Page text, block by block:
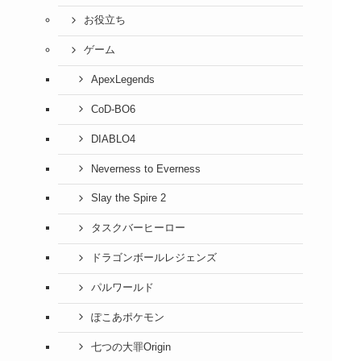
お役立ち
ゲーム
ApexLegends
CoD-BO6
DIABLO4
Neverness to Everness
Slay the Spire 2
タスクバーヒーロー
ドラゴンボールレジェンズ
パルワールド
ぽこあポケモン
七つの大罪Origin